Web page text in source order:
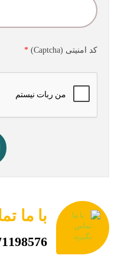
کد امنیتی (Captcha) *
با ما